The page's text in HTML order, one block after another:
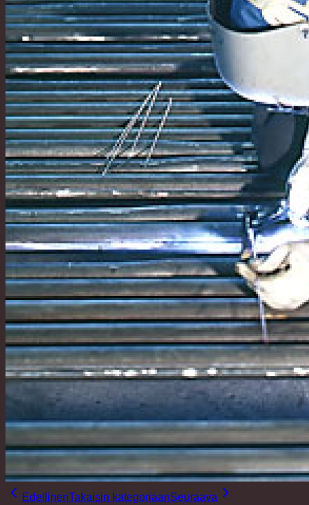
EdellinenTakaisin kategoriaanSeuraava